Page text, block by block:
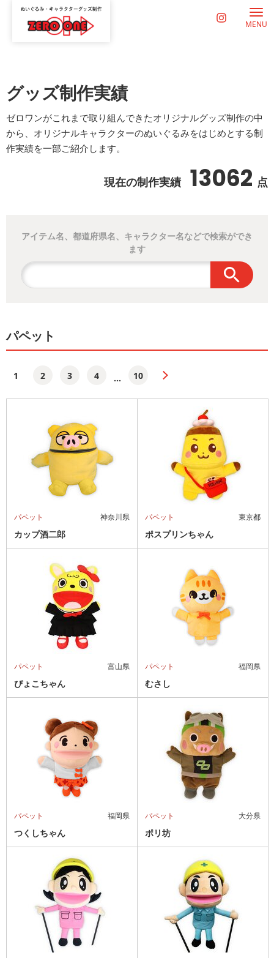
MENU
グッズ制作実績
ゼロワンがこれまで取り組んできたオリジナルグッズ制作の中
から、オリジナルキャラクターのぬいぐるみをはじめとする制
作実績を一部ご紹介します。
現在の制作実績 13062 点
アイテム名、都道府県名、キャラクター名などで検索ができ
ます
パペット
1 2 3 4 ... 10
パペット 神奈川県
カップ酒二郎
パペット 東京都
ポスプリンちゃん
パペット 富山県
ぴょこちゃん
パペット 福岡県
むさし
パペット 福岡県
つくしちゃん
パペット 大分県
ポリ坊